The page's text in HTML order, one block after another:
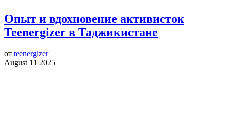
Опыт и вдохновение активисток
Teenergizer в Таджикистане
от teenergizer
August 11 2025